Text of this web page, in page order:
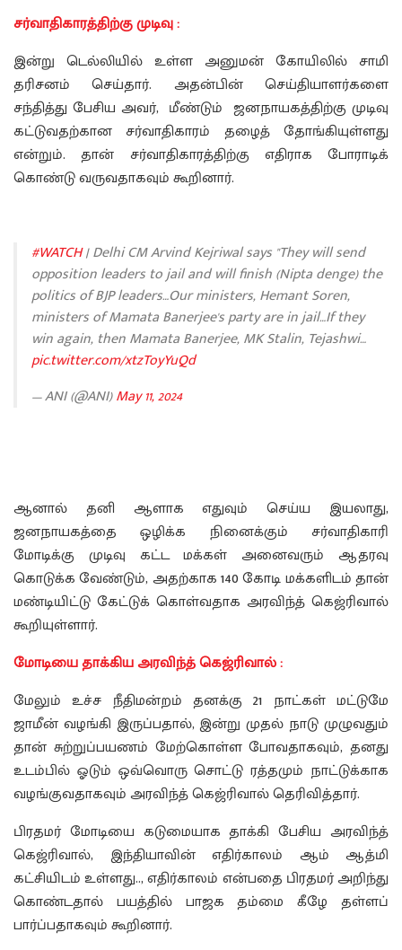
சர்வாதிகாரத்திற்கு முடிவு :
இன்று டெல்லியில் உள்ள அனுமன் கோயிலில் சாமி
தரிசனம் செய்தார். அதன்பின் செய்தியாளர்களை
சந்தித்து பேசிய அவர், மீண்டும் ஜனநாயகத்திற்கு முடிவு
கட்டுவதற்கான சர்வாதிகாரம் தழைத் தோங்கியுள்ளது
என்றும். தான் சர்வாதிகாரத்திற்கு எதிராக போராடிக்
கொண்டு வருவதாகவும் கூறினார்.
#WATCH| Delhi CM Arvind Kejriwal says "They will send
opposition leaders to jail and will finish (Nipta denge) the
politics of BJP leaders…Our ministers, Hemant Soren,
ministers of Mamata Banerjee's party are in jail…If they
win again, then Mamata Banerjee, MK Stalin, Tejashwi…
pic.twitter.com/xtzToyYuQd
— ANI (@ANI)May 11, 2024
ஆனால் தனி ஆளாக எதுவும் செய்ய இயலாது,
ஜனநாயகத்தை ஒழிக்க நினைக்கும் சர்வாதிகாரி
மோடிக்கு முடிவு கட்ட மக்கள் அனைவரும் ஆதரவு
கொடுக்க வேண்டும், அதற்காக 140 கோடி மக்களிடம் தான்
மண்டியிட்டு கேட்டுக் கொள்வதாக அரவிந்த் கெஜ்ரிவால்
கூறியுள்ளார்.
மோடியை தாக்கிய அரவிந்த் கெஜ்ரிவால் :
மேலும் உச்ச நீதிமன்றம் தனக்கு 21 நாட்கள் மட்டுமே
ஜாமீன் வழங்கி இருப்பதால், இன்று முதல் நாடு முழுவதும்
தான் சுற்றுப்பயணம் மேற்கொள்ள போவதாகவும், தனது
உடம்பில் ஓடும் ஒவ்வொரு சொட்டு ரத்தமும் நாட்டுக்காக
வழங்குவதாகவும் அரவிந்த் கெஜ்ரிவால் தெரிவித்தார்.
பிரதமர் மோடியை கடுமையாக தாக்கி பேசிய அரவிந்த்
கெஜ்ரிவால், இந்தியாவின் எதிர்காலம் ஆம் ஆத்மி
கட்சியிடம் உள்ளது.., எதிர்காலம் என்பதை பிரதமர் அறிந்து
கொண்டதால் பயத்தில் பாஜக தம்மை கீழே தள்ளப்
பார்ப்பதாகவும் கூறினார்.